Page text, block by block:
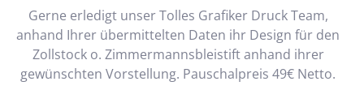
Gerne erledigt unser Tolles Grafiker Druck Team,
anhand Ihrer übermittelten Daten ihr Design für den
Zollstock o. Zimmermannsbleistift anhand ihrer
gewünschten Vorstellung. Pauschalpreis 49€ Netto.